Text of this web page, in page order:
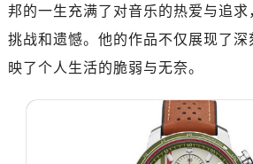
邦的一生充满了对音乐的热爱与追求
挑战和遗憾。他的作品不仅展现了深
映了个人生活的脆弱与无奈。